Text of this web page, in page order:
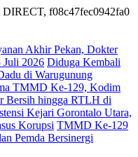
DIRECT, f08c47fec0942fa0
Akhir Pekan, Dokter
Juli 2026 Diduga Kembali
di Warugunung
TMMD Ke-129, Kodim
Bersih hingga RTLH di
Kejari Gorontalo Utara,
Korupsi TMMD Ke-129
Pemda Bersinergi